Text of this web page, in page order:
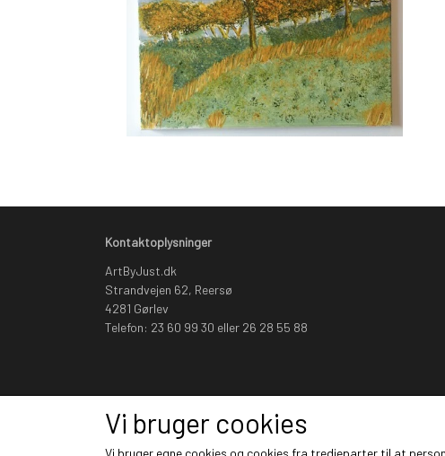
Kontaktoplysninger
ArtByJust.dk
Strandvejen 62, Reersø
4281 Gørlev
Telefon: 23 60 99 30 eller 26 28 55 88
Vi bruger cookies
Vi bruger egne cookies og cookies fra tredjeparter til at